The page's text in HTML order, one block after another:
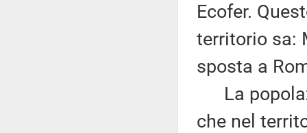
Ecofer.
territorio sa:
sposta a
La
che nel